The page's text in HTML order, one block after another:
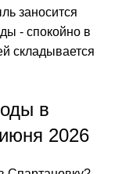
заносится
- спокойно в
складывается
в
2026